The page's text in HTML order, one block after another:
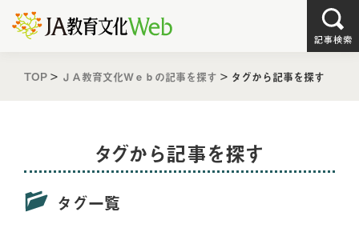
TOP > ＪＡ教育文化Ｗｅｂの記事を探す > タグから記事を探す
タグから記事を探す
タグ一覧